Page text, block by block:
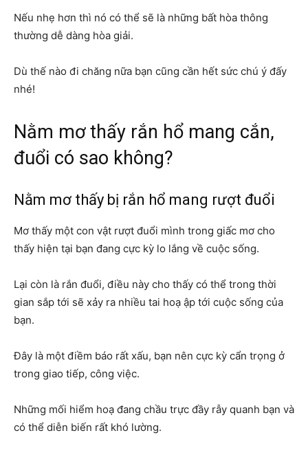
Nếu nhẹ hơn thì nó có thể sẽ là những bất hòa thông
thường dễ dàng hòa giải.
Dù thế nào đi chăng nữa bạn cũng cần hết sức chú ý đấy
nhé!
Nằm mơ thấy rắn hổ mang cắn,
đuổi có sao không?
Nằm mơ thấy bị rắn hổ mang rượt đuổi
Mơ thấy một con vật rượt đuổi mình trong giấc mơ cho
thấy hiện tại bạn đang cực kỳ lo lắng về cuộc sống.
Lại còn là rắn đuổi, điều này cho thấy có thể trong thời
gian sắp tới sẽ xảy ra nhiều tai hoạ ập tới cuộc sống của
bạn.
Đây là một điềm báo rất xấu, bạn nên cực kỳ cẩn trọng ở
trong giao tiếp, công việc.
Những mối hiểm hoạ đang chầu trực đầy rẫy quanh bạn và
có thể diễn biến rất khó lường.